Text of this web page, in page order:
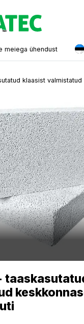
meiega ühendust
klaasist